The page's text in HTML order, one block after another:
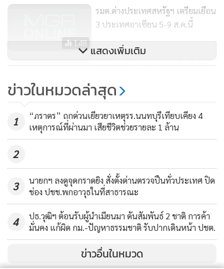
148
รมต.ต่างประเทศสหรัฐฯ เตรียมเยือน
3 ประเทศอาเซียน 5-9 ส.ค.นี้
592
“ประยุทธ์” พบ รมว.กห.สิงคโปร์ ชู
เปลี่ยนพัฒนาเทคโนโลยี
แสดงเพิ่มเติม
ข่าวในหมวดล่าสุด
1
“ภราดร” ถกด่วนเยียวยาเหตุรร.นนทบุรีเทียบเคียง 4
เหตุการณ์ที่ผ่านมา เสียชีวิตช่วยรายละ 1 ล้าน
2
3
นายกฯ ลงดูจุดกราดยิง สั่งตั้งด่านตรวจปืนทั่วประเทศ ปิด
ช่อง ปชช.พกอาวุธในที่สาธารณะ
4
ปธ.วุฒิฯ ต้อนรับผู้นำเมียนมา ดันสัมพันธ์ 2 ชาติ การค้า
มั่นคง แก้ผิด กม.-ปัญหาธรรมชาติ รับปากเดินหน้า ปชต.
ข่าวอื่นในหมวด